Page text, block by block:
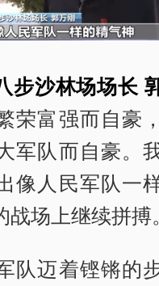
步沙林场场长
荣富强而自豪
军队而自豪。
像人民军队一
场上继续拼搏。
迈着铿锵的